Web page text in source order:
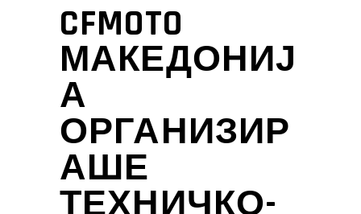
CFMOTO
МАКЕДОНИЈ
А
ОРГАНИЗИР
АШЕ